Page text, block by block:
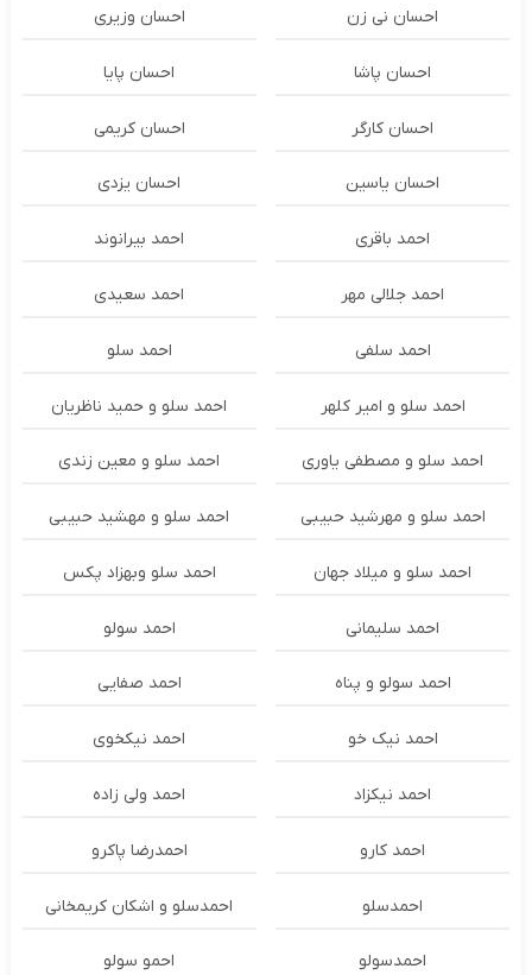
احسان نی زن احسان وزیری
احسان پاشا احسان پایا
احسان کارگر احسان کریمی
احسان یاسین احسان یزدی
احمد باقری احمد بیرانوند
احمد جلالی مهر احمد سعیدی
احمد سلفی احمد سلو
احمد سلو و امیر کلهر احمد سلو و حمید ناظریان
احمد سلو و مصطفی یاوری احمد سلو و معین زندی
احمد سلو و مهرشید حبیبی احمد سلو و مهشید حبیبی
احمد سلو و میلاد جهان احمد سلو وبهزاد پکس
احمد سلیمانی احمد سولو
احمد سولو و پناه احمد صفایی
احمد نیک خو احمد نیکخوی
احمد نیکزاد احمد ولی زاده
احمد کارو احمدرضا پاکرو
احمدسلو احمدسلو و اشکان کریمخانی
احمدسولو احمو سولو